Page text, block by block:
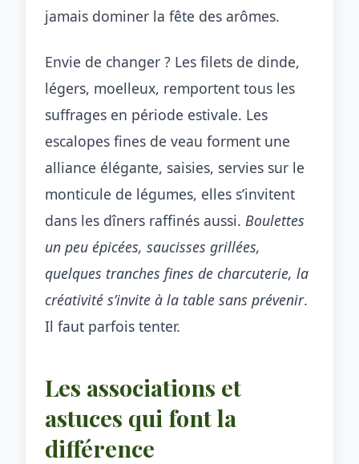
jamais dominer la fête des arômes.
Envie de changer ? Les filets de dinde,
légers, moelleux, remportent tous les
suffrages en période estivale. Les
escalopes fines de veau forment une
alliance élégante, saisies, servies sur le
monticule de légumes, elles s’invitent
dans les dîners raffinés aussi. Boulettes
un peu épicées, saucisses grillées,
quelques tranches fines de charcuterie, la
créativité s’invite à la table sans prévenir.
Il faut parfois tenter.
Les associations et
astuces qui font la
différence